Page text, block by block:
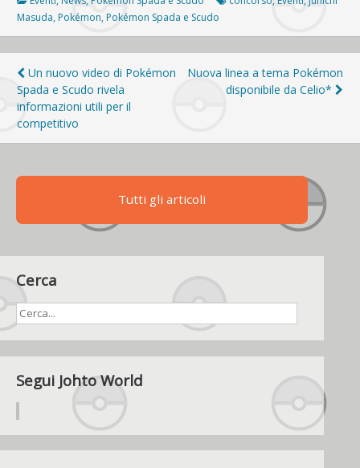
Masuda, Pokémon, Pokémon Spada e Scudo
Navigazione
articoli
Un nuovo video di Pokémon
Spada e Scudo rivela
informazioni utili per il
competitivo
Nuova linea a tema Pokémon
disponibile da Celio*
Tutti gli articoli
Cerca
Segui Johto World